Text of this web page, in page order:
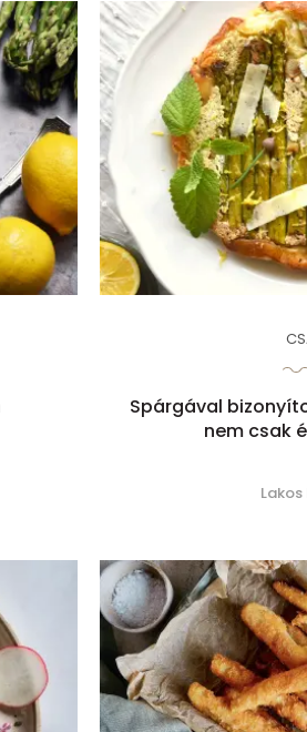
Spárgával
nem csak
Lakos